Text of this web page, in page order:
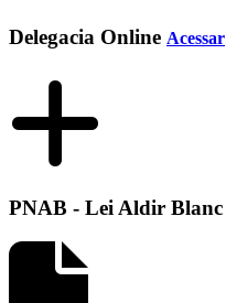
Delegacia Online Acessar
PNAB - Lei Aldir Blanc